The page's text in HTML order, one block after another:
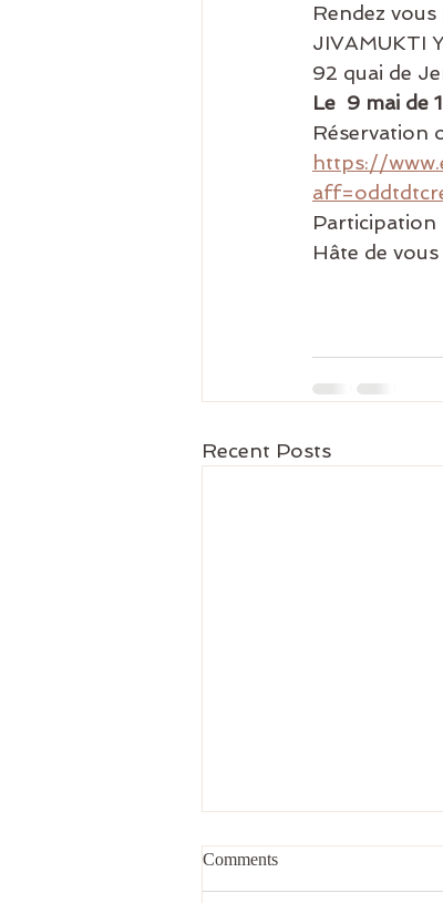
Rendez vous
JIVAMUKTI
92 quai de
Le  9 mai de
Réservation
https://
Participation
Hâte de
Recent Posts
Comments